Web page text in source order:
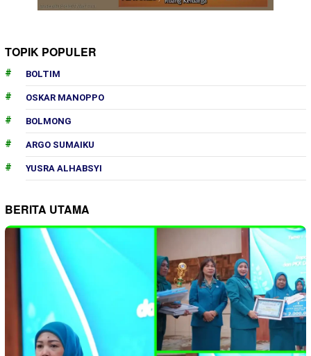
TOPIK POPULER
BOLTIM
OSKAR MANOPPO
BOLMONG
ARGO SUMAIKU
YUSRA ALHABSYI
BERITA UTAMA